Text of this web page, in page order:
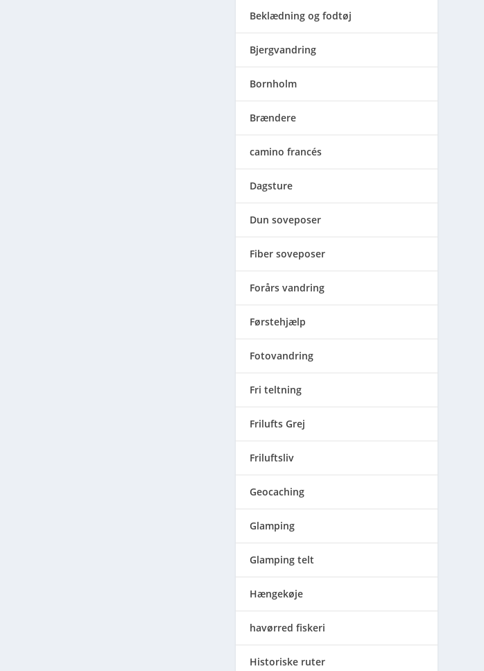
Beklædning og fodtøj
Bjergvandring
Bornholm
Brændere
camino francés
Dagsture
Dun soveposer
Fiber soveposer
Forårs vandring
Førstehjælp
Fotovandring
Fri teltning
Frilufts Grej
Friluftsliv
Geocaching
Glamping
Glamping telt
Hængekøje
havørred fiskeri
Historiske ruter